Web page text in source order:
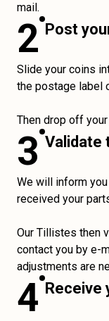
mail.
2 Post
Slide your coins
the postage label
Then drop off
3 Validate
We will inform
received your
Our Tillistes then
contact you by e-
adjustments are
4 Receive